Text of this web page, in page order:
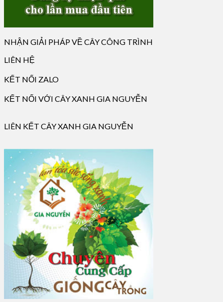
NHẬN GIẢI PHÁP VỀ CÂY CÔNG TRÌNH
LIÊN HỆ
KẾT NỐI ZALO
KẾT NỐI VỚI CÂY XANH GIA NGUYỄN
LIÊN KẾT CÂY XANH GIA NGUYỄN